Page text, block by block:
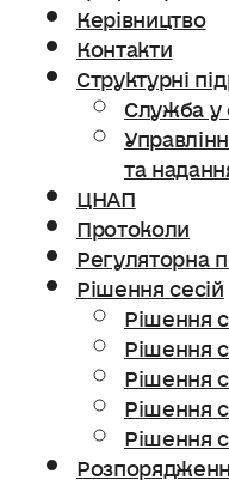
Керівництво
Контакти
Структурні
Служба у
та
ЦНАП
Протоколи
Регуляторна
Рішення сесій
Рішення
Рішення
Рішення
Рішення
Рішення